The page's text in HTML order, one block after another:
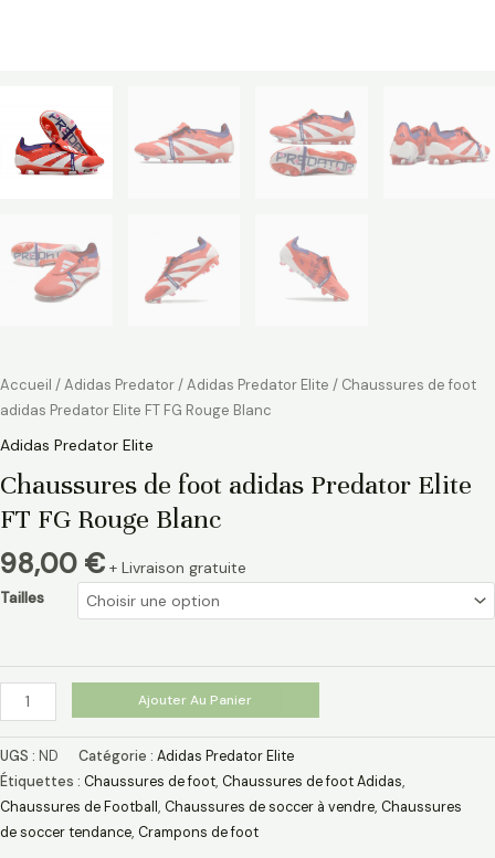
Accueil /Adidas Predator/Adidas Predator Elite / Chaussures de foot
adidas Predator Elite FT FG Rouge Blanc
Adidas Predator Elite
Chaussures de foot adidas Predator Elite
FT FG Rouge Blanc
98,00 € + Livraison gratuite
Tailles
Ajouter Au Panier
UGS : ND Catégorie : Adidas Predator Elite
Étiquettes : Chaussures de foot, Chaussures de foot Adidas​,
Chaussures de Football , Chaussures de soccer à vendre, Chaussures
de soccer tendance, Crampons de foot